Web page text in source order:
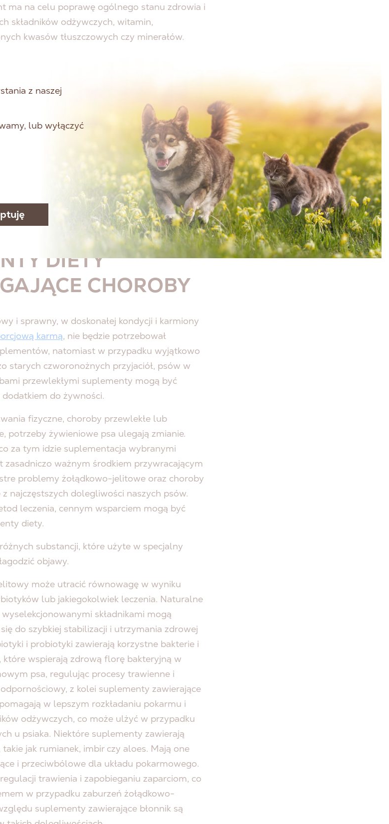
ma na celu poprawę ogólnego stanu zdrowia i
składników odżywczych, witamin,
kwasów tłuszczowych czy minerałów.
od dodatku i rodzaju suplementu środki
postaci proszku, tabletek, kapsułek, płynu,
przypadkach wsparcie suplementami
przydatne dla psów o zrównoważonym planie
na określone składniki
wraz z wiekiem, w czasie ciąży lub w
W takich przypadkach okazjonalne lub
naturalnych suplementów diety przyczynia się
odpornościowego i sprzyja zdrowiu
DIETY
CHOROBY
i sprawny, w doskonałej kondycji i karmiony
karmą, nie będzie potrzebował
natomiast w przypadku wyjątkowo
starych czworonożnych przyjaciół, psów w
przewlekłymi suplementy mogą być
do żywności.
fizyczne, choroby przewlekłe lub
potrzeby żywieniowe psa ulegają zmianie.
za tym idzie suplementacja wybranymi
zasadniczo ważnym środkiem przywracającym
problemy żołądkowo-jelitowe oraz choroby
najczęstszych dolegliwości naszych psów.
leczenia, cennym wsparciem mogą być
diety.
substancji, które użyte w specjalny
objawy.
może utracić równowagę w wyniku
lub jakiegokolwiek leczenia. Naturalne
składnikami mogą
do szybkiej stabilizacji i utrzymania zdrowej
i probiotyki zawierają korzystne bakterie i
które wspierają zdrową florę bakteryjną w
psa, regulując procesy trawienne i
z kolei suplementy zawierające
w lepszym rozkładaniu pokarmu i
odżywczych, co może ulżyć w przypadku
u psiaka. Niektóre suplementy zawierają
takie jak rumianek, imbir czy aloes. Mają one
i przeciwbólowe dla układu pokarmowego.
trawienia i zapobieganiu zaparciom, co
w przypadku zaburzeń żołądkowo-
suplementy zawierające błonnik są
z naszej
lub wyłączyć